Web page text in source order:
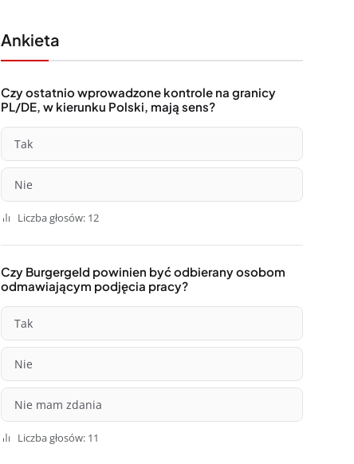
Ankieta
Czy ostatnio wprowadzone kontrole na granicy
PL/DE, w kierunku Polski, mają sens?
Tak
Nie
Liczba głosów: 12
Czy Burgergeld powinien być odbierany osobom
odmawiającym podjęcia pracy?
Tak
Nie
Nie mam zdania
Liczba głosów: 11